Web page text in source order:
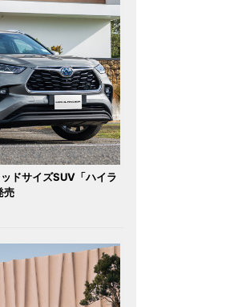
ドサイズSUV「ハイラ
売